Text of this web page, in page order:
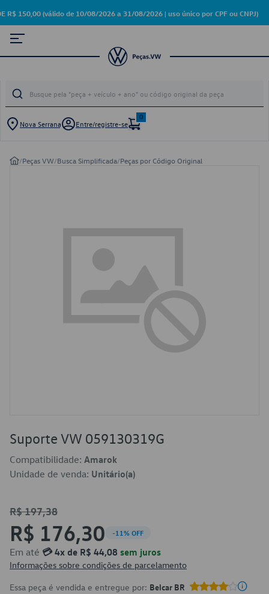
R$ 150,00 (válido de 10/08/2026 a 31/08/2026 | uso único por CPF ou CNPJ)
Nova Serrana Entre/registre-se
0
/Peças VW/Busca Simplificada/Peças por Código Original
Suporte VW 059130319G
Compatibilidade: Amarok
Unidade de venda: Unitário(a)
R$ 197,38
R$ 176,30 -11% OFF
Em até 💳 4x de R$ 44,08 sem juros
Informações sobre condições de parcelamento
Essa peça é vendida e entregue por: Belcar BR